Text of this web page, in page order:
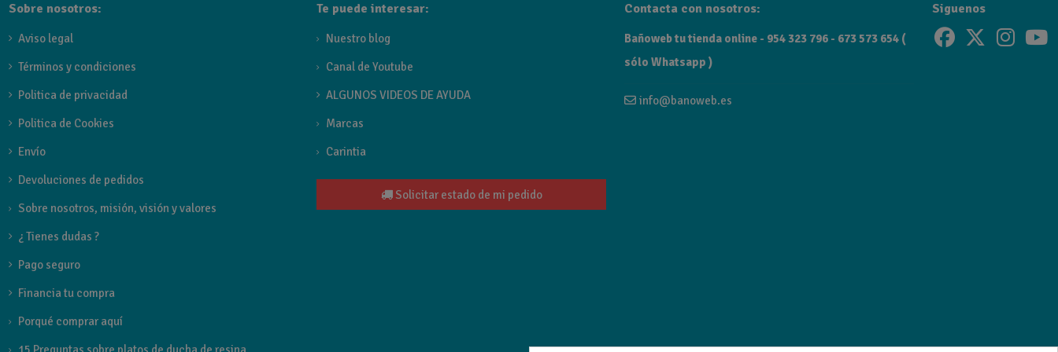
Sobre nosotros:
Aviso legal
Términos y condiciones
Politica de privacidad
Politica de Cookies
Envío
Devoluciones de pedidos
Sobre nosotros, misión, visión y valores
¿ Tienes dudas ?
Pago seguro
Financia tu compra
Porqué comprar aquí
Te puede interesar:
Nuestro blog
Canal de Youtube
ALGUNOS VIDEOS DE AYUDA
Marcas
Carintia
Solicitar estado de mi pedido
Contacta con nosotros:
Bañoweb tu tienda online - 954 323 796 - 673 573 654 (
sólo Whatsapp )
info@banoweb.es
Siguenos